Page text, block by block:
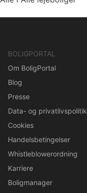
BOLIGPORTAL
Om BoligPortal
Blog
Presse
Data- og privatlivspolitik
Cookies
Handelsbetingelser
Whistleblowerordning
Karriere
Boligmanager